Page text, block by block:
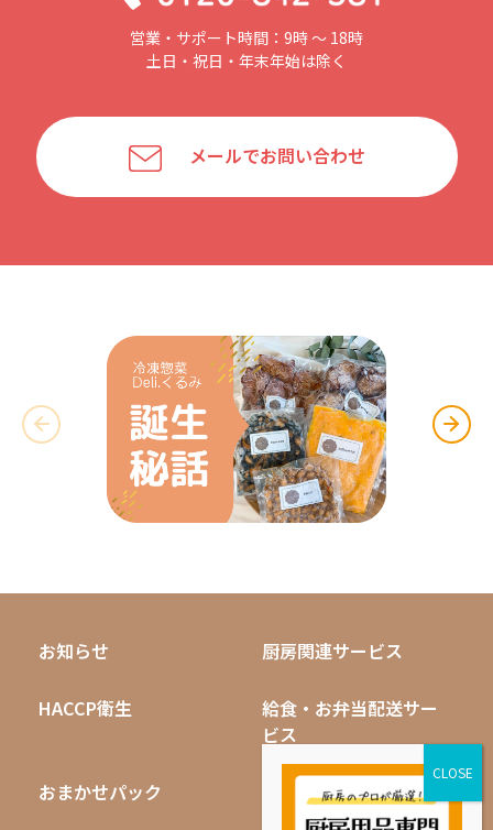
営業・サポート時間：9時 〜 18時
土日・祝日・年末年始は除く
メールでお問い合わせ
お知らせ 厨房関連サービス
HACCP衛生
給食・お弁当配送サー
ビス
おまかせパック 無料キャンペーン